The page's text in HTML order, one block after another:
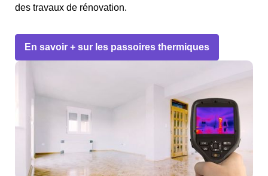
des travaux de rénovation.
En savoir + sur les passoires thermiques